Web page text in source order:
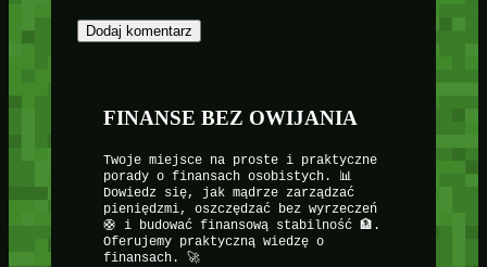
FINANSE BEZ OWIJANIA
Twoje miejsce na proste i praktyczne
porady o finansach osobistych. 📊
Dowiedz się, jak mądrze zarządzać
pieniędzmi, oszczędzać bez wyrzeczeń
🛟 i budować finansową stabilność 🏦.
Oferujemy praktyczną wiedzę o
finansach. 🚀